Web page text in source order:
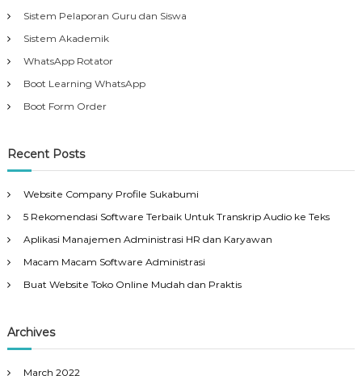
Sistem Pelaporan Guru dan Siswa
Sistem Akademik
WhatsApp Rotator
Boot Learning WhatsApp
Boot Form Order
Recent Posts
Website Company Profile Sukabumi
5 Rekomendasi Software Terbaik Untuk Transkrip Audio ke Teks
Aplikasi Manajemen Administrasi HR dan Karyawan
Macam Macam Software Administrasi
Buat Website Toko Online Mudah dan Praktis
Archives
March 2022